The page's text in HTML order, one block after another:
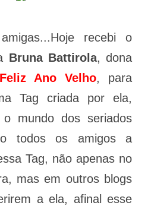
recebi o
Bruna Battirola, dona
Feliz Ano Velho, para
Tag criada por ela,
mundo dos seriados
todos os amigos a
Tag, não apenas no
mas em outros blogs
a ela, afinal esse